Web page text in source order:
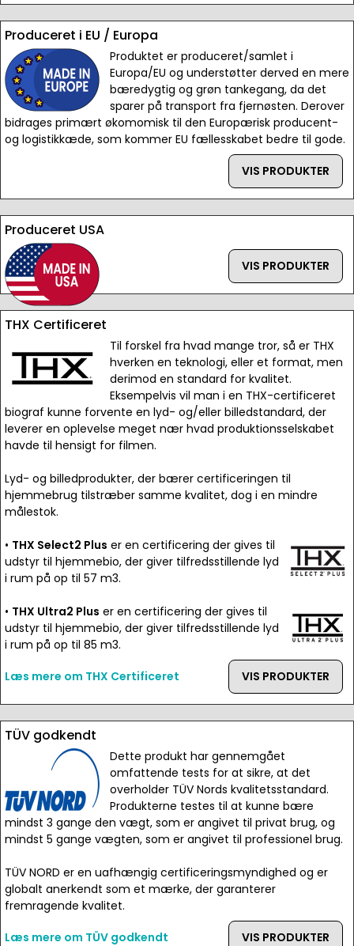
Produceret i EU / Europa
Produktet er produceret/samlet i
Europa/EU og understøtter derved en mere
bæredygtig og grøn tankegang, da det
sparer på transport fra fjernøsten. Derover
bidrages primært økomomisk til den Europærisk producent-
og logistikkæde, som kommer EU fællesskabet bedre til gode.
VIS PRODUKTER
Produceret USA
VIS PRODUKTER
THX Certificeret
Til forskel fra hvad mange tror, så er THX
hverken en teknologi, eller et format, men
derimod en standard for kvalitet.
Eksempelvis vil man i en THX-certificeret
biograf kunne forvente en lyd- og/eller billedstandard, der
leverer en oplevelse meget nær hvad produktionsselskabet
havde til hensigt for filmen.
Lyd- og billedprodukter, der bærer certificeringen til
hjemmebrug tilstræber samme kvalitet, dog i en mindre
målestok.
• THX Select2 Plus er en certificering der gives til
udstyr til hjemmebio, der giver tilfredsstillende lyd
i rum på op til 57 m3.
• THX Ultra2 Plus er en certificering der gives til
udstyr til hjemmebio, der giver tilfredsstillende lyd
i rum på op til 85 m3.
Læs mere om THX Certificeret
VIS PRODUKTER
TÜV godkendt
Dette produkt har gennemgået
omfattende tests for at sikre, at det
overholder TÜV Nords kvalitetsstandard.
Produkterne testes til at kunne bære
mindst 3 gange den vægt, som er angivet til privat brug, og
mindst 5 gange vægten, som er angivet til professionel brug.
TÜV NORD er en uafhængig certificeringsmyndighed og er
globalt anerkendt som et mærke, der garanterer
fremragende kvalitet.
Læs mere om TÜV godkendt
VIS PRODUKTER